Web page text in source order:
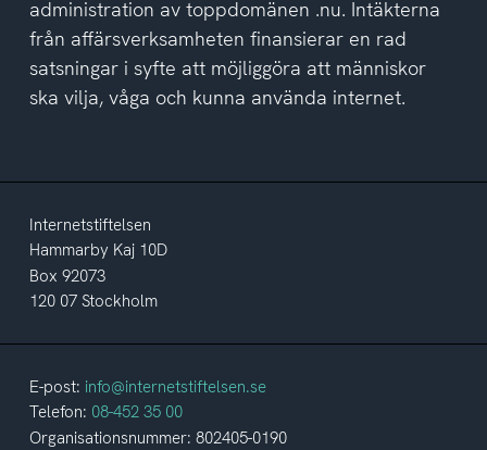
administration av toppdomänen .nu. Intäkterna
från affärsverksamheten finansierar en rad
satsningar i syfte att möjliggöra att människor
ska vilja, våga och kunna använda internet.
Internetstiftelsen
Hammarby Kaj 10D
Box 92073
120 07 Stockholm
E-post: info@internetstiftelsen.se
Telefon: 08-452 35 00
Organisationsnummer: 802405-0190